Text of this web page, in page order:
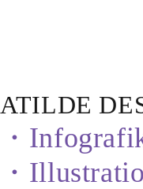
ATILDE
・
・